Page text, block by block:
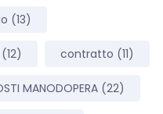
(13)
(12) contratto (11)
MANODOPERA (22)